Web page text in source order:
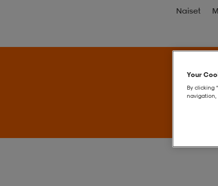
Naiset
Your
By clicking
navigation,